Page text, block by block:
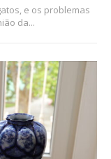
e os problemas
da...